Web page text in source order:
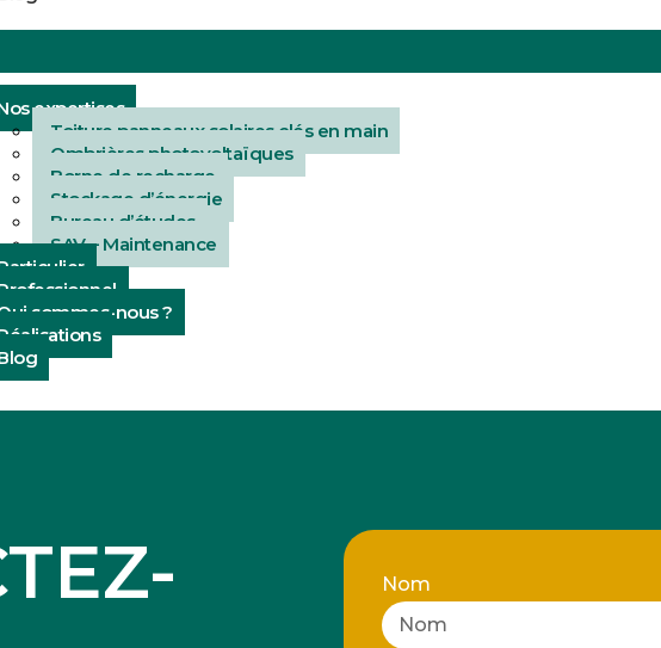
expertises
Toiture panneaux solaires clés en main
Ombrières photovoltaïques
Borne de recharge
Stockage d’énergie
Bureau d’études
SAV – Maintenance
sommes-nous ?
Nom